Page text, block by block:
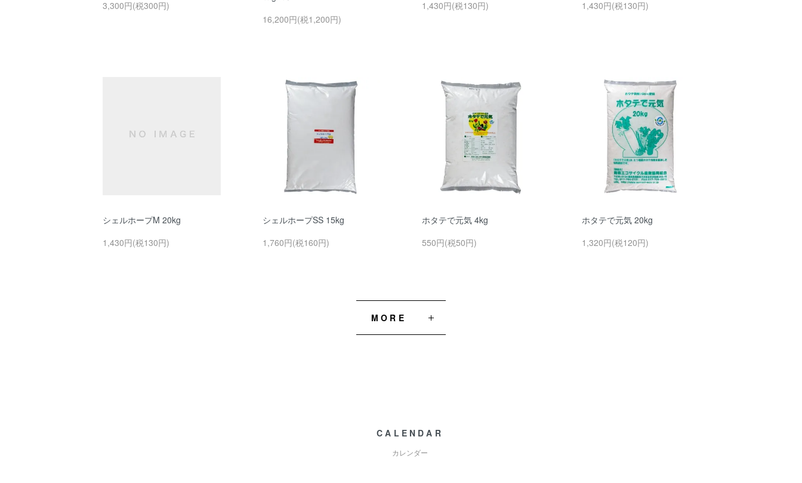
3,300円(税300円)
16,200円(税1,200円)
1,430円(税130円)
1,430円(税130円)
シェルホープM 20kg
1,430円(税130円)
シェルホープSS 15kg
1,760円(税160円)
ホタテで元気 4kg
550円(税50円)
ホタテで元気 20kg
1,320円(税120円)
MORE
CALENDAR
カレンダー